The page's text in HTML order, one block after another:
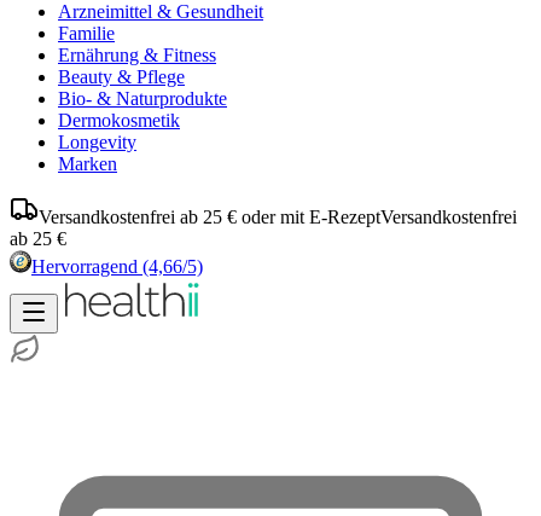
Arzneimittel & Gesundheit
Familie
Ernährung & Fitness
Beauty & Pflege
Bio- & Naturprodukte
Dermokosmetik
Longevity
Marken
Versandkostenfrei ab 25 € oder mit E-RezeptVersandkostenfrei
ab 25 €
Hervorragend (4,66/5)